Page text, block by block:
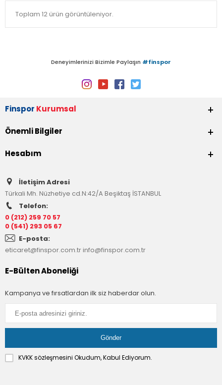
Toplam 12 ürün görüntüleniyor.
Deneyimlerinizi Bizimle Paylaşın #finspor
Finspor Kurumsal
Önemli Bilgiler
Hesabım
İletişim Adresi
Türkali Mh. Nüzhetiye cd.N:42/A Beşiktaş İSTANBUL
Telefon:
0 (212) 259 70 57
0 (541) 293 05 67
E-posta:
eticaret@finspor.com.trinfo@finspor.com.tr
E-Bülten Aboneliği
Kampanya ve fırsatlardan ilk siz haberdar olun.
KVKK sözleşmesini Okudum, Kabul Ediyorum.